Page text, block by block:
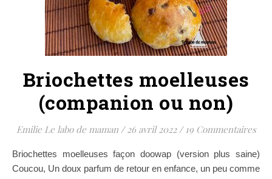
Briochettes moelleuses
(companion ou non)
Emilie Le labo de maman / 26 avril 2022 / 19 Commentaires
Briochettes moelleuses façon doowap (version plus saine)
Coucou, Un doux parfum de retour en enfance, un peu comme